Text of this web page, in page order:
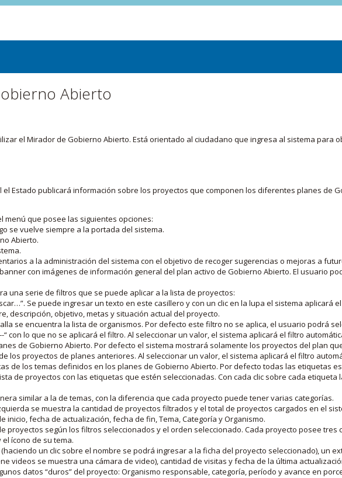
Abierto
el Mirador de Gobierno Abierto. Está orientado al ciudadano que ingresa al sistema
Estado publicará información sobre los proyectos que componen los diferentes planes de
menú que posee las siguientes opciones:
se vuelve siempre a la portada del sistema.
Abierto.
a la administración del sistema con el objetivo de recoger sugerencias o mejoras a
con imágenes de información general del plan activo de Gobierno Abierto. El usuario
una serie de filtros que se puede aplicar a la lista de proyectos:
Se puede ingresar un texto en este casillero y con un clic en la lupa el sistema aplicará
descripción, objetivo, metas y situación actual del proyecto.
se encuentra la lista de organismos. Por defecto este filtro no se aplica, el usuario podrá
“ con lo que no se aplicará el filtro. Al seleccionar un valor, el sistema aplicará el filtro
de Gobierno Abierto. Por defecto el sistema mostrará solamente los proyectos del plan
los proyectos de planes anteriores. Al seleccionar un valor, el sistema aplicará el filtro
de los temas definidos en los planes de Gobierno Abierto. Por defecto todas las etiquetas
de proyectos con las etiquetas que estén seleccionadas. Con cada clic sobre cada
similar a la de temas, con la diferencia que cada proyecto puede tener varias categorías.
se muestra la cantidad de proyectos filtrados y el total de proyectos cargados en el
inicio, fecha de actualización, fecha de fin, Tema, Categoría y Organismo.
proyectos según los filtros seleccionados y el orden seleccionado. Cada proyecto posee tres
ícono de su tema.
un clic sobre el nombre se podrá ingresar a la ficha del proyecto seleccionado), un
videos se muestra una cámara de video), cantidad de visitas y fecha de la última
datos “duros” del proyecto: Organismo responsable, categoría, período y avance en